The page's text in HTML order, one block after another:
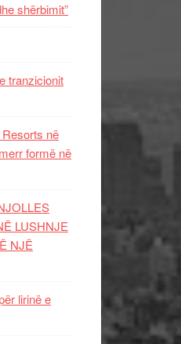
shërbimit”
tranzicionit
në
formë në
LUSHNJE
NJË
lirinë e